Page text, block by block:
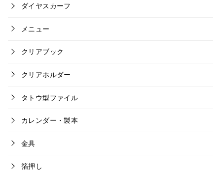
ダイヤスカーフ
メニュー
クリアブック
クリアホルダー
タトウ型ファイル
カレンダー・製本
金具
箔押し